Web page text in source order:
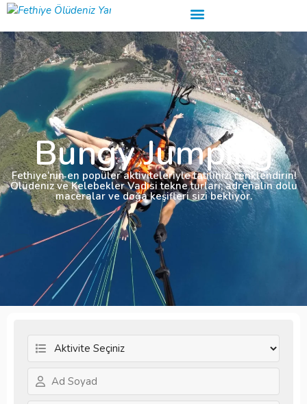
Bungy Jumping
Fethiye’nin en popüler aktiviteleriyle tatilinizi renklendirin!
Ölüdeniz ve Kelebekler Vadisi tekne turları, adrenalin dolu
maceralar ve doğa keşifleri sizi bekliyor.